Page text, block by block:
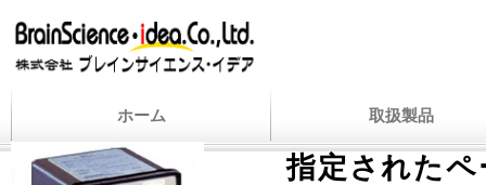
ホーム 取扱製品
指定された